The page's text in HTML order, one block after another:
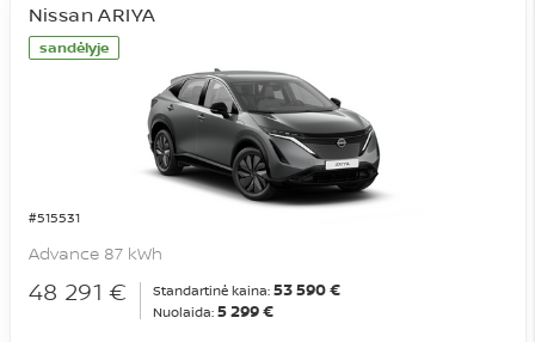
sandėlyje
#515531
Nissan ARIYA
Advance 87 kWh
48 291 € Standartinė kaina: 53 590 €
Nuolaida: 5 299 €